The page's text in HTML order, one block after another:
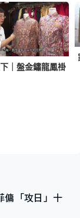
｜盤金鏽龍鳳褂
傭「攻日」十